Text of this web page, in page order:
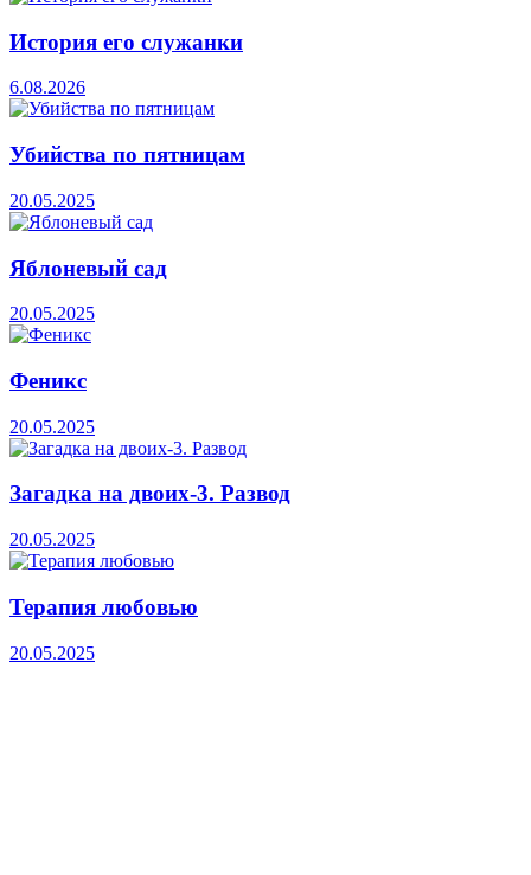
История его служанки
6.08.2026
Убийства по пятницам
20.05.2025
Яблоневый сад
20.05.2025
Феникс
20.05.2025
Загадка на двоих-3. Развод
20.05.2025
Терапия любовью
20.05.2025